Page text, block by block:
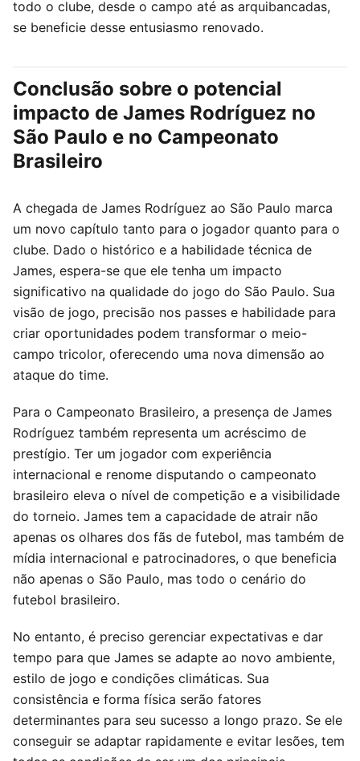
todo o clube, desde o campo até as arquibancadas,
se beneficie desse entusiasmo renovado.
Conclusão sobre o potencial
impacto de James Rodríguez no
São Paulo e no Campeonato
Brasileiro
A chegada de James Rodríguez ao São Paulo marca
um novo capítulo tanto para o jogador quanto para o
clube. Dado o histórico e a habilidade técnica de
James, espera-se que ele tenha um impacto
significativo na qualidade do jogo do São Paulo. Sua
visão de jogo, precisão nos passes e habilidade para
criar oportunidades podem transformar o meio-
campo tricolor, oferecendo uma nova dimensão ao
ataque do time.
Para o Campeonato Brasileiro, a presença de James
Rodríguez também representa um acréscimo de
prestígio. Ter um jogador com experiência
internacional e renome disputando o campeonato
brasileiro eleva o nível de competição e a visibilidade
do torneio. James tem a capacidade de atrair não
apenas os olhares dos fãs de futebol, mas também de
mídia internacional e patrocinadores, o que beneficia
não apenas o São Paulo, mas todo o cenário do
futebol brasileiro.
No entanto, é preciso gerenciar expectativas e dar
tempo para que James se adapte ao novo ambiente,
estilo de jogo e condições climáticas. Sua
consistência e forma física serão fatores
determinantes para seu sucesso a longo prazo. Se ele
conseguir se adaptar rapidamente e evitar lesões, tem